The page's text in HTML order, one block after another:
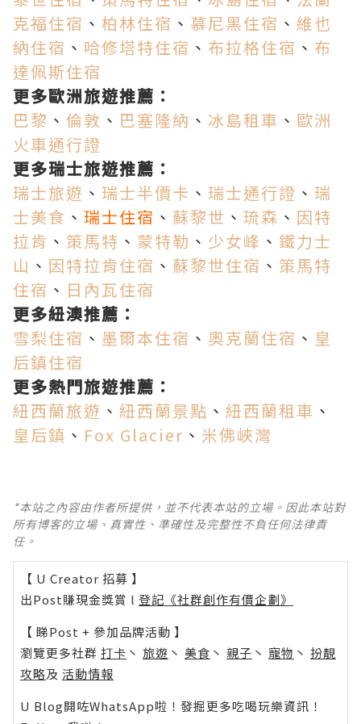
克福住宿 、 柏林住宿 、 慕尼黑住宿 、 維也
納住宿 、 哈修塔特住宿 、 布拉格住宿 、 布
達佩斯住宿
更多歐洲旅遊推薦：
巴黎 、 倫敦 、 巴塞隆納 、 冰島租車 、 歐洲
火車通行證
更多瑞士旅遊推薦：
瑞士旅遊 、 瑞士半價卡 、 瑞士通行證 、 瑞
士美食 、 瑞士住宿 、 蘇黎世 、 琉森 、 因特
拉肯 、 策馬特 、 蒙特勒 、 少女峰 、 鐵力士
山 、 因特拉肯住宿 、 蘇黎世住宿 、 策馬特
住宿 、 日內瓦住宿
更多紐澳推薦：
雪梨住宿 、 墨爾本住宿 、 奧克蘭住宿 、 皇
后鎮住宿
更多熱門旅遊推薦：
紐西蘭旅遊 、 紐西蘭景點 、 紐西蘭租車 、
皇后鎮 、 Fox Glacier 、 米佛峽灣
*本站之內容由作者所提供，並不代表本站的立場。因此本站對
所有博客的立場、真實性、準確性及完整性不負任何法律責
任。
【 U Creator 招募 】
出Post賺現金獎賞 l 登記《社群創作有價企劃》
【 睇Post + 參加品牌活動 】
瀏覽更多社群 打卡 丶 旅遊 丶 美食 丶 親子 丶 寵物 丶 扮靚
攻略及 活動情報
U Blog開咗WhatsApp啦！發掘更多吃喝玩樂資訊！